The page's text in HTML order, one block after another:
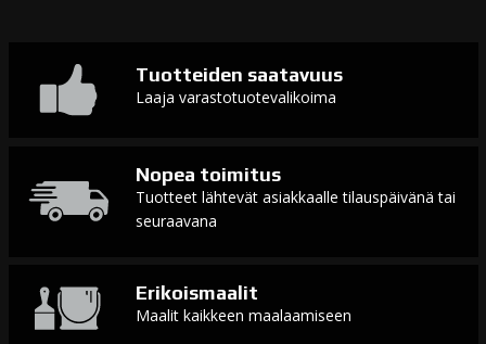
Tuotteiden saatavuus
Laaja varastotuotevalikoima
Nopea toimitus
Tuotteet lähtevät asiakkaalle tilauspäivänä tai
seuraavana
Erikoismaalit
Maalit kaikkeen maalaamiseen